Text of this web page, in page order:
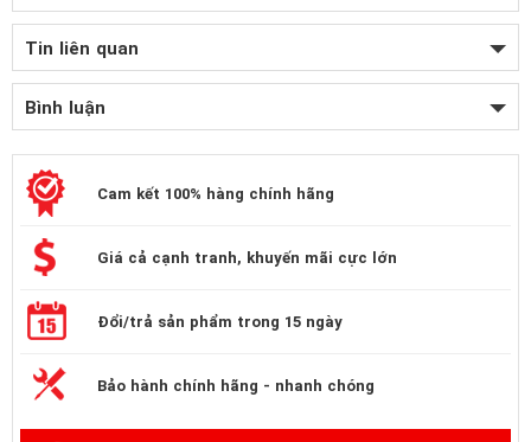
Tin liên quan
Bình luận
Cam kết 100% hàng chính hãng
Giá cả cạnh tranh, khuyến mãi cực lớn
Đổi/trả sản phẩm trong 15 ngày
Bảo hành chính hãng - nhanh chóng